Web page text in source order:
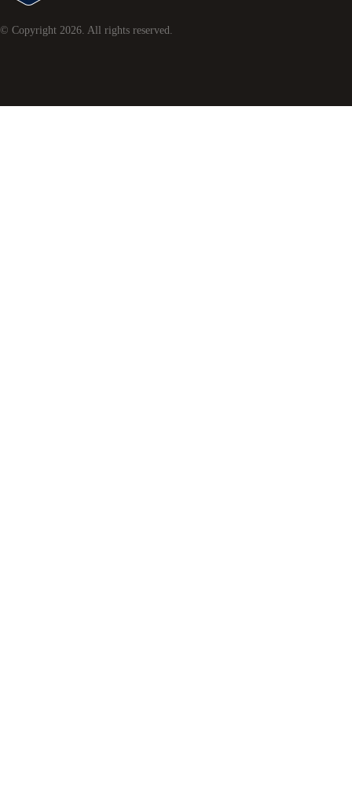
© Copyright 2026. All rights reserved.